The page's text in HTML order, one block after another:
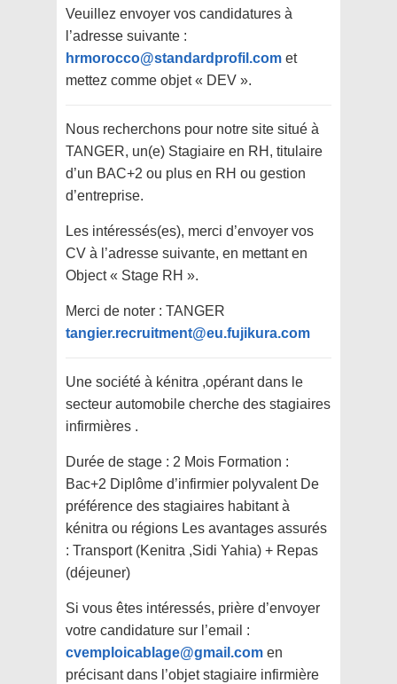
Veuillez envoyer vos candidatures à
l’adresse suivante :
hrmorocco@standardprofil.com et
mettez comme objet « DEV ».
Nous recherchons pour notre site situé à
TANGER, un(e) Stagiaire en RH, titulaire
d’un BAC+2 ou plus en RH ou gestion
d’entreprise.
Les intéressés(es), merci d’envoyer vos
CV à l’adresse suivante, en mettant en
Object « Stage RH ».
Merci de noter : TANGER
tangier.recruitment@eu.fujikura.com
Une société à kénitra ,opérant dans le
secteur automobile cherche des stagiaires
infirmières .
Durée de stage : 2 Mois Formation :
Bac+2 Diplôme d’infirmier polyvalent De
préférence des stagiaires habitant à
kénitra ou régions Les avantages assurés
: Transport (Kenitra ,Sidi Yahia) + Repas
(déjeuner)
Si vous êtes intéressés, prière d’envoyer
votre candidature sur l’email :
cvemploicablage@gmail.com en
précisant dans l’objet stagiaire infirmière